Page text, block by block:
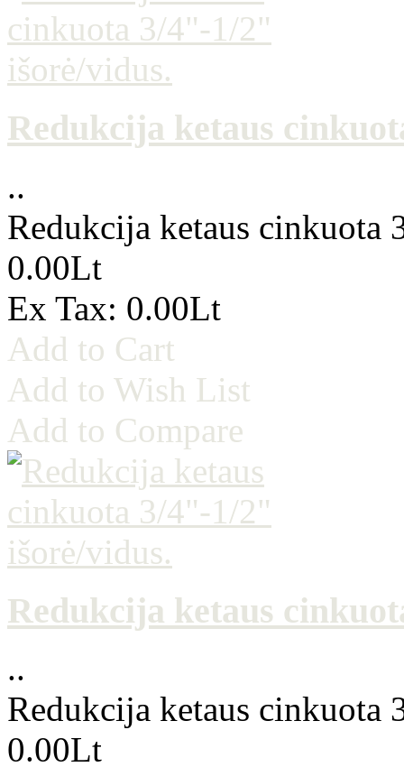
Redukcija ketaus
..
Redukcija ketaus cinkuota
0.00Lt
Ex Tax: 0.00Lt
Add to Cart
Add to Wish List
Add to Compare
Redukcija ketaus
..
Redukcija ketaus cinkuota
0.00Lt